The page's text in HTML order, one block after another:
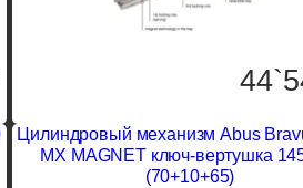
Цилиндровый механизм Abus
MX MAGNET ключ-вертушка
(70+10+65)